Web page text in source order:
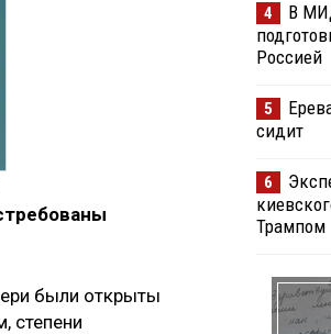
были открыты
степени
4
В
Россией
5
сидит
6
Трампом